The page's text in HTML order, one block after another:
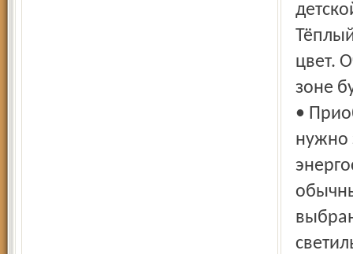
цвет.
зоне
•
нужно